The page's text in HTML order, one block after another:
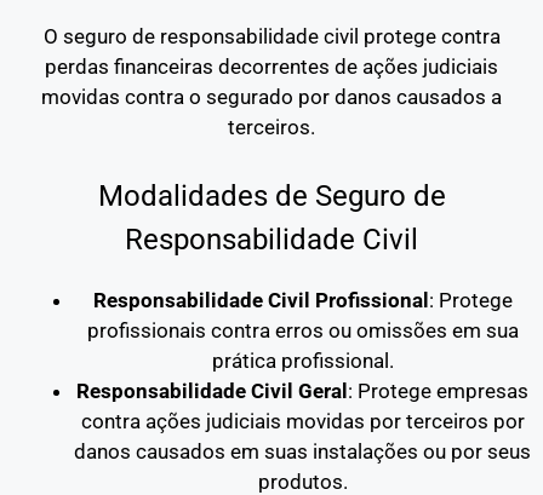
O seguro de responsabilidade civil protege contra
perdas financeiras decorrentes de ações judiciais
movidas contra o segurado por danos causados a
terceiros.
Modalidades de Seguro de
Responsabilidade Civil
Responsabilidade Civil Profissional: Protege
profissionais contra erros ou omissões em sua
prática profissional.
Responsabilidade Civil Geral: Protege empresas
contra ações judiciais movidas por terceiros por
danos causados em suas instalações ou por seus
produtos.